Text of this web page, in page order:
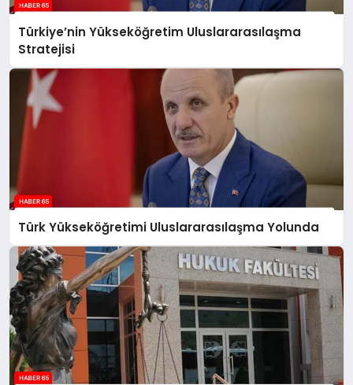
Türkiye’nin Yükseköğretim Uluslararasılaşma
Stratejisi
Türk Yükseköğretimi Uluslararasılaşma Yolunda